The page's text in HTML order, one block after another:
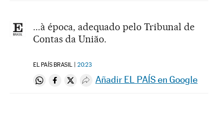
...à época, adequado pelo Tribunal de
Contas da União.
EL PAÍS BRASIL 20:23
Compartir en Whatsapp
Compartir en Facebook
Compartir en Twitter
Desplegar Redes Sociales
Añadir EL PAÍS en Google